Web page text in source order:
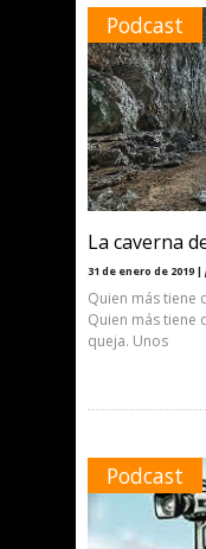
Podcast
La caverna
31 de enero de 2019 |
Quien más tiene
Quien más tiene
queja. Unos
Podcast